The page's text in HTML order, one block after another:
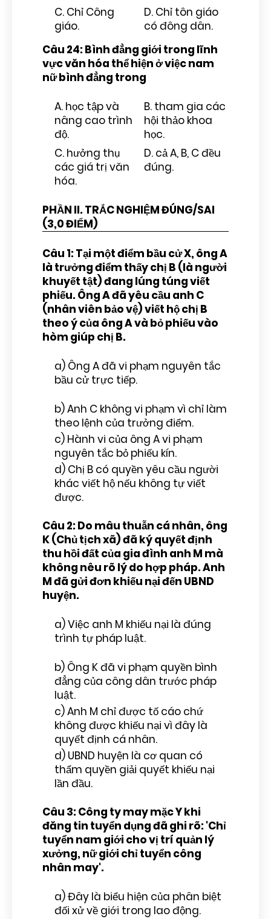
C. Chỉ Công
giáo.
D. Chỉ tôn giáo
có đông dân.
Câu 24: Bình đẳng giới trong lĩnh
vực văn hóa thể hiện ở việc nam
nữ bình đẳng trong
A. học tập và
nâng cao trình
độ.
B. tham gia các
hội thảo khoa
học.
C. hưởng thụ
các giá trị văn
hóa.
D. cả A, B, C đều
đúng.
PHẦN II. TRẮC NGHIỆM ĐÚNG/SAI
(3,0 ĐIỂM)
Câu 1: Tại một điểm bầu cử X, ông A
là trưởng điểm thấy chị B (là người
khuyết tật) đang lúng túng viết
phiếu. Ông A đã yêu cầu anh C
(nhân viên bảo vệ) viết hộ chị B
theo ý của ông A và bỏ phiếu vào
hòm giúp chị B.
a) Ông A đã vi phạm nguyên tắc
bầu cử trực tiếp.
b) Anh C không vi phạm vì chỉ làm
theo lệnh của trưởng điểm.
c) Hành vi của ông A vi phạm
nguyên tắc bỏ phiếu kín.
d) Chị B có quyền yêu cầu người
khác viết hộ nếu không tự viết
được.
Câu 2: Do mâu thuẫn cá nhân, ông
K (Chủ tịch xã) đã ký quyết định
thu hồi đất của gia đình anh M mà
không nêu rõ lý do hợp pháp. Anh
M đã gửi đơn khiếu nại đến UBND
huyện.
a) Việc anh M khiếu nại là đúng
trình tự pháp luật.
b) Ông K đã vi phạm quyền bình
đẳng của công dân trước pháp
luật.
c) Anh M chỉ được tố cáo chứ
không được khiếu nại vì đây là
quyết định cá nhân.
d) UBND huyện là cơ quan có
thẩm quyền giải quyết khiếu nại
lần đầu.
Câu 3: Công ty may mặc Y khi
đăng tin tuyển dụng đã ghi rõ: 'Chỉ
tuyển nam giới cho vị trí quản lý
xưởng, nữ giới chỉ tuyển công
nhân may'.
a) Đây là biểu hiện của phân biệt
đối xử về giới trong lao động.